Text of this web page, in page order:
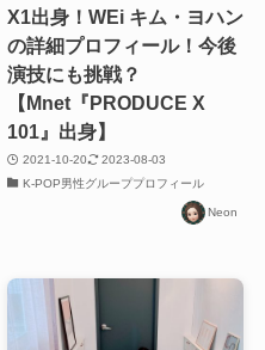
X1出身！WEi キム・ヨハン
の詳細プロフィール！今後
演技にも挑戦？
【Mnet『PRODUCE X
101』出身】
2021-10-20
2023-08-03
K-POP男性グループプロフィール
Neon